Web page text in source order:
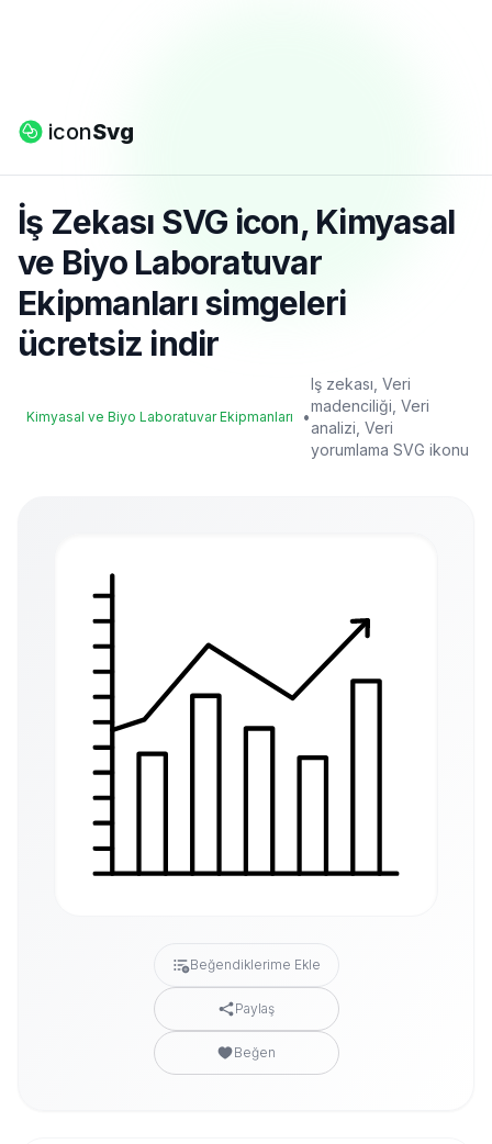
iconSvg
İş Zekası SVG icon, Kimyasal
ve Biyo Laboratuvar
Ekipmanları simgeleri
ücretsiz indir
Kimyasal ve Biyo Laboratuvar Ekipmanları •
Iş zekası, Veri
madenciliği, Veri
analizi, Veri
yorumlama SVG ikonu
Beğendiklerime Ekle
Paylaş
Beğen